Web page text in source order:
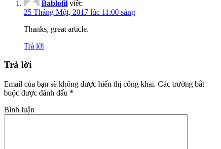
Bablofil viết:
25 Tháng Một, 2017 lúc 11:00 sáng
Thanks, great article.
Trả lời
Trả lời
Email của bạn sẽ không được hiển thị công khai. Các trường bắt
buộc được đánh dấu *
Bình luận